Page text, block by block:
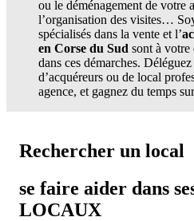
ou le déménagement de votre
l’organisation des visites…
spécialisés dans la vente et l’
en Corse du Sud sont à votre
dans ces démarches.
d’acquéreurs ou de local
agence, et gagnez du temps
Rechercher un local
se faire aider dans
LOCAUX